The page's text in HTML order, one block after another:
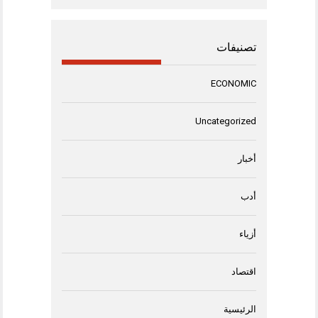
تصنيفات
ECONOMIC
Uncategorized
أخبار
أدب
أزياء
اقتصاد
الرئيسية